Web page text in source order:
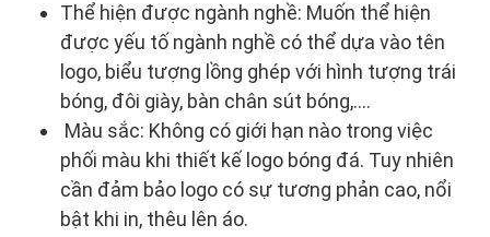
Thể hiện được ngành nghề: Muốn thể hiện
được yếu tố ngành nghề có thể dựa vào tên
logo, biểu tượng lồng ghép với hình tượng trái
bóng, đôi giày, bàn chân sút bóng,….
Màu sắc: Không có giới hạn nào trong việc
phối màu khi thiết kế logo bóng đá. Tuy nhiên
cần đảm bảo logo có sự tương phản cao, nổi
bật khi in, thêu lên áo.